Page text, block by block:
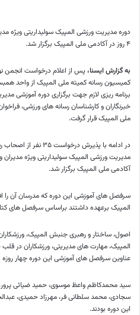
دوره مدیریت ورزشی المپیک سولیداریتی ویژه
۴ روز در آکادمی ملی المپیک برگزار شد.
به گزارش ایسنا،پس از اعلام درخواست انجمن
کمیسیون رسانه کمیته ملی المپیک از واحد
برنامه ریزی لازم جهت برگزاری دوره آموزشی
خبرنگاران و کارشناسان رسانه های ورزشی،
ملی المپیک قرار گرفت.
در ادامه با پذیرش
آکادمی ملی المپیک برگزار شد.
سرفصل های آموزشی این دوره که مدرسان آن را
المپیک برعهده داشتند براساس سرفصل های
اصول، ساختار و رهبری جنبش المپیک،
المپیک، مهارت های مدیریتی، ورزشکاران در
عناوین سرفصل های آموزشی این دوره چهار روزه
سید محمدکاظم واعظ موسوی، حمید ضیائی
سجادی، محمد سلطانی فر، مهرزاد حمیدی،
این دوره بودند.